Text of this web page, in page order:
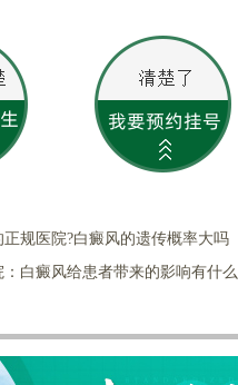
规医院?白癜风的遗传概率大吗
白癜风给患者带来的影响有什么